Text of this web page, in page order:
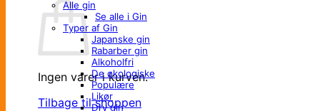
Ingen varer i kurven.
Tilbage til shoppen
Alle gin
Se alle i Gin
Typer af Gin
Japanske gin
Rabarber gin
Alkoholfri
De økologiske
Populære
Likør
Dry gin